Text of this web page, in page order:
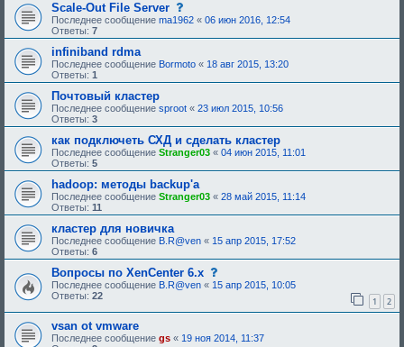
Scale-Out File Server
о
о
б
е
н
и
т
р
б
у
щ
е
е
б
н
и
Последнее сообщение ma1962 « 06 июн 2016, 12:54
Ответы: 7
infiniband rdma
Последнее сообщение Bormoto « 18 авг 2015, 13:20
Ответы: 1
Почтовый кластер
Последнее сообщение sproot « 23 июл 2015, 10:56
Ответы: 3
как подключеть СХД и сделать кластер
Последнее сообщение Stranger03 « 04 июн 2015, 11:01
Ответы: 5
hadoop: методы backup'a
Последнее сообщение Stranger03 « 28 май 2015, 11:14
Ответы: 11
кластер для новичка
Последнее сообщение B.R@ven « 15 апр 2015, 17:52
Ответы: 6
Вопросы по XenCenter 6.x
о
о
щ
н
Последнее сообщение B.R@ven « 15 апр 2015, 10:05
Ответы: 22 1 2
vsan ot vmware
Последнее сообщение gs « 19 ноя 2014, 11:37